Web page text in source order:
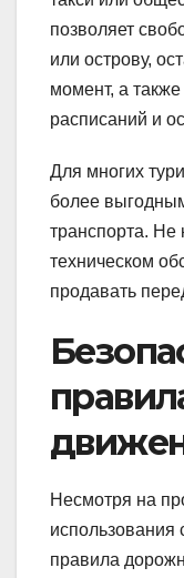
позволяет
или острову,
момент, а
расписаний и
Для многих
более
транспорта. Не
техническом
продавать
Несмотря на
использования
правила